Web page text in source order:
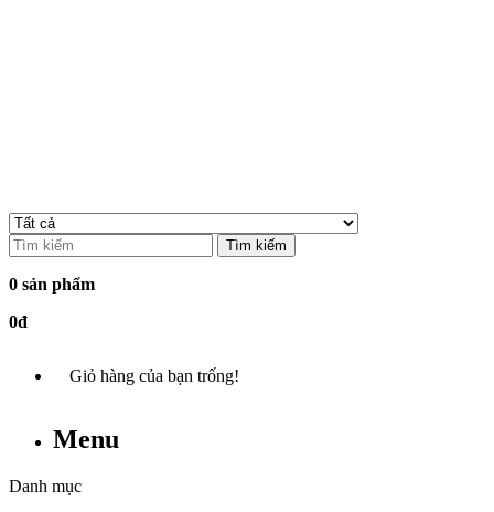
Tìm kiếm
0 sản phẩm
0đ
Giỏ hàng của bạn trống!
Menu
Danh mục